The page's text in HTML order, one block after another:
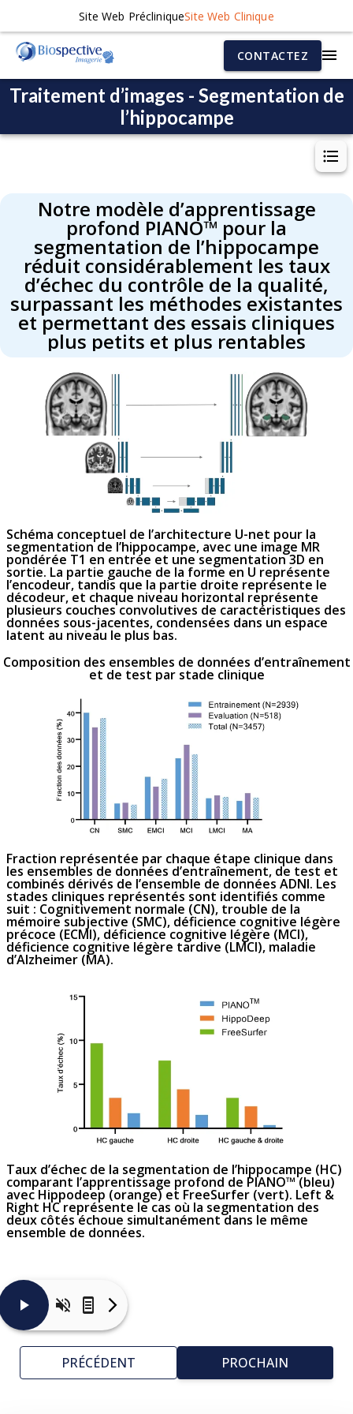
Site Web PrécliniqueSite Web Clinique
CONTACTEZ
Traitement d’images - Segmentation de
l’hippocampe
Notre modèle d’apprentissage
profond PIANO™ pour la
segmentation de l’hippocampe
réduit considérablement les taux
d’échec du contrôle de la qualité,
surpassant les méthodes existantes
et permettant des essais cliniques
plus petits et plus rentables
Schéma conceptuel de l’architecture U-net pour la
segmentation de l’hippocampe, avec une image MR
pondérée T1 en entrée et une segmentation 3D en
sortie. La partie gauche de la forme en U représente
l’encodeur, tandis que la partie droite représente le
décodeur, et chaque niveau horizontal représente
plusieurs couches convolutives de caractéristiques des
données sous-jacentes, condensées dans un espace
latent au niveau le plus bas.
Composition des ensembles de données d’entraînement
et de test par stade clinique
Fraction représentée par chaque étape clinique dans
les ensembles de données d’entraînement, de test et
combinés dérivés de l’ensemble de données ADNI. Les
stades cliniques représentés sont identifiés comme
suit : Cognitivement normale (CN), trouble de la
mémoire subjective (SMC), déficience cognitive légère
précoce (ECMI), déficience cognitive légère (MCI),
déficience cognitive légère tardive (LMCI), maladie
d’Alzheimer (MA).
Taux d’échec de la segmentation de l’hippocampe (HC)
comparant l’apprentissage profond de PIANO™ (bleu)
avec Hippodeep (orange) et FreeSurfer (vert). Left &
Right HCreprésente le cas où la segmentation des
deux côtés échoue simultanément dans le même
ensemble de données.
L’hippocampe
est
neuroanatomique
PRÉCÉDENT PROCHAIN